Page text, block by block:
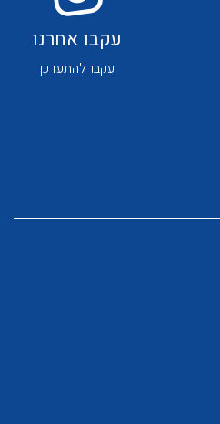
לכל מוצרי היצרן
עקבו אחרנו
עקבו להתעדכן